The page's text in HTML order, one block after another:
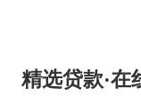
蚂蚁花呗的逾期
精选贷款·在